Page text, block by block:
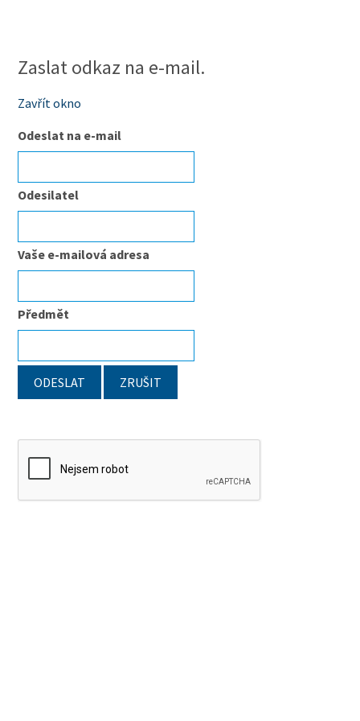
Zaslat odkaz na e-mail.
Zavřít okno
Odeslat na e-mail
Odesilatel
Vaše e-mailová adresa
Předmět
ODESLAT ZRUŠIT